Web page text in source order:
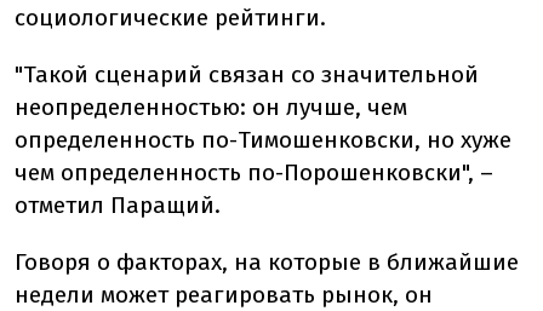
социологические рейтинги.
"Такой сценарий связан со значительной
неопределенностью: он лучше, чем
определенность по-Тимошенковски, но хуже
чем определенность по-Порошенковски", –
отметил Паращий.
Говоря о факторах, на которые в ближайшие
недели может реагировать рынок, он